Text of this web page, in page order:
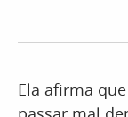
Ela afirma